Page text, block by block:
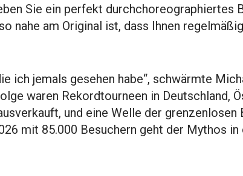
Sie ein perfekt
nahe am Original ist, dass Ihnen
ich jemals gesehen habe“, schwärmte
waren Rekordtourneen in Deutschland,
und eine Welle der
mit 85.000 Besuchern geht der Mythos